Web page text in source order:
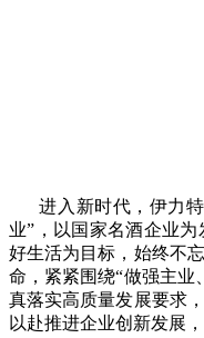
进入新时代，伊力特
业”，以国家名酒企业
好生活为目标，始终不
命，紧紧围绕“做强主业
真落实高质量发展要求
以赴推进企业创新发展